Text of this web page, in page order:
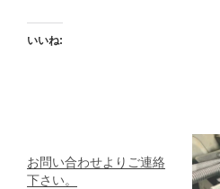
いいね:
お問い合わせよりご連絡
下さい。